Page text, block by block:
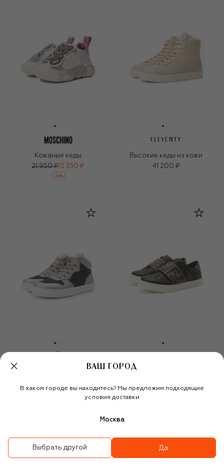
Кожаные кеды
21 950 ₽ 15 350 ₽
-30%
ELEVENTY
Высокие кеды из кожи
41 200 ₽
ВАШ ГОРОД
В каком городе вы находитесь? Мы предложим подходящие
условия доставки
Москва
Выбрать другой Да